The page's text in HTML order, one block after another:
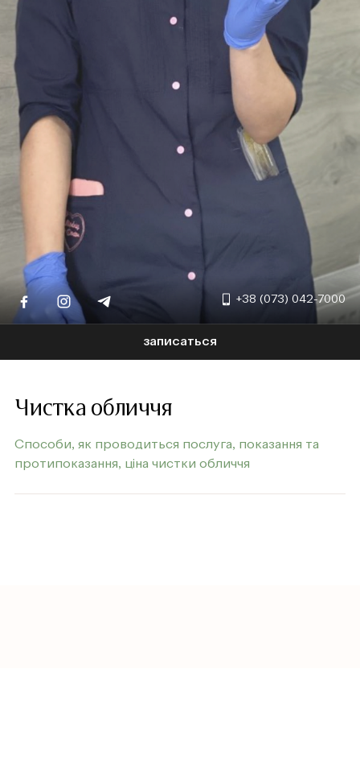
+38 (073) 042-7000
записаться
Чистка обличчя
Способи, як проводиться послуга, показання та
протипоказання, ціна чистки обличчя